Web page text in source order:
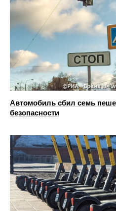
Автомобиль сбил семь
безопасности